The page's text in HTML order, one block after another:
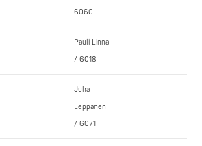
6060
Pauli Linna
/ 6018
Juha
Leppänen
/ 6071